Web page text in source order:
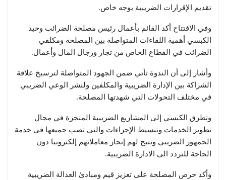
تقديم الإقرارات الضريبية بوجه خاص.
وفي الافتتاح أكد القائم بأعمال رئيس مصلحة الضرائب وحيد
الكبسي أهمية اللقاءات المتواصلة بين المصلحة ومكلفي
الضرائب في القطاع الخاص من تجار ورجال المال وأعمال.
وأشار إلى أن الندوة تأتي ضمن الجهود المتواصلة لترسيخ علاقة
الشراكة بين الإدارة الضريبية والمكلفين ولنشر الوعي الضريبي
في مختلف التحولات التي شهدتها المصلحة.
وتطرق الكبسي إلى المشاريع الضريبية المنجزة في مجال
تطوير الخدمات وتبسيط الإجراءات والتي تصب جميعها في خدمة
الجمهور الضريبي وتتيح لهم إنجاز معاملاتهم إلكترونيا دون
الحاجة للتردد الى الادارة الضريبية.
وأكد حرص المصلحة على تعزيز قيم ومبادئ العدالة الضريبية